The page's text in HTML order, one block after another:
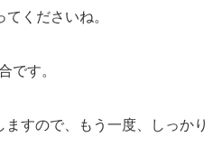
くださいね。
です。
すので、もう一度、しっかり